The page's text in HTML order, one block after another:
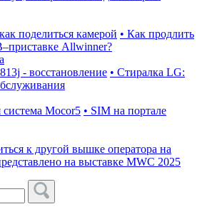
поделиться камерой • Как продлить
Allwinner?
- восстановление • Стиралка LG:
Mocor5 • SIM на портале
к другой вышке оператора на
на выставке MWC 2025